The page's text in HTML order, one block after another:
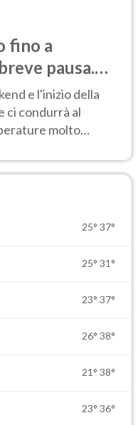
fino a
pausa.
e l'inizio della
ci condurrà al
molto
25° 37°
25° 31°
23° 37°
26° 38°
21° 38°
23° 36°